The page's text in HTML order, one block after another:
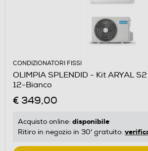
CONDIZIONATORI FISSI
OLIMPIA SPLENDID - Kit ARYAL S2
12-Bianco
€ 349,00
Acquisto online: disponibile
Ritiro in negozio in 30' gratuito: